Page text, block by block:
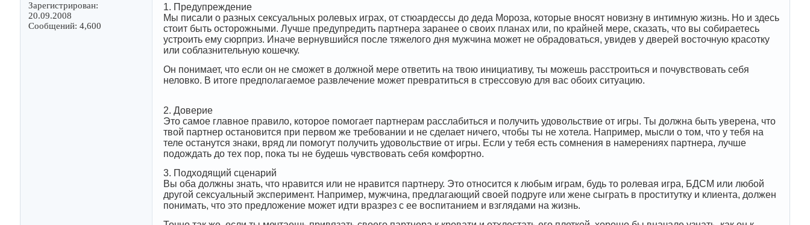
Зарегистрирован:
20.09.2008
Сообщений: 4,600
1. Предупреждение
Мы писали о разных сексуальных ролевых играх, от стюардессы до деда Мороза, которые вносят новизну в интимную жизнь. Но и здесь
стоит быть осторожными. Лучше предупредить партнера заранее о своих планах или, по крайней мере, сказать, что вы собираетесь
устроить ему сюрприз. Иначе вернувшийся после тяжелого дня мужчина может не обрадоваться, увидев у дверей восточную красотку
или соблазнительную кошечку.
Он понимает, что если он не сможет в должной мере ответить на твою инициативу, ты можешь расстроиться и почувствовать себя
неловко. В итоге предполагаемое развлечение может превратиться в стрессовую для вас обоих ситуацию.
2. Доверие
Это самое главное правило, которое помогает партнерам расслабиться и получить удовольствие от игры. Ты должна быть уверена, что
твой партнер остановится при первом же требовании и не сделает ничего, чтобы ты не хотела. Например, мысли о том, что у тебя на
теле останутся знаки, вряд ли помогут получить удовольствие от игры. Если у тебя есть сомнения в намерениях партнера, лучше
подождать до тех пор, пока ты не будешь чувствовать себя комфортно.
3. Подходящий сценарий
Вы оба должны знать, что нравится или не нравится партнеру. Это относится к любым играм, будь то ролевая игра, БДСМ или любой
другой сексуальный эксперимент. Например, мужчина, предлагающий своей подруге или жене сыграть в проститутку и клиента, должен
понимать, что это предложение может идти вразрез с ее воспитанием и взглядами на жизнь.